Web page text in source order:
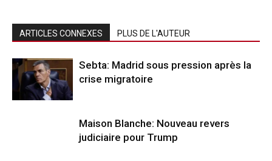
ARTICLES CONNEXES PLUS DE L'AUTEUR
Sebta: Madrid sous pression après la
crise migratoire
Maison Blanche: Nouveau revers
judiciaire pour Trump